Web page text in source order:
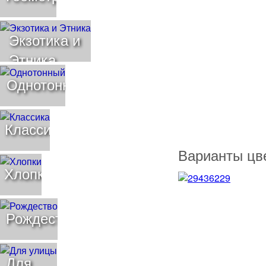
Варианты
Экзотика и
Этника
Однотонный
Классика
Хлопки
Рождество